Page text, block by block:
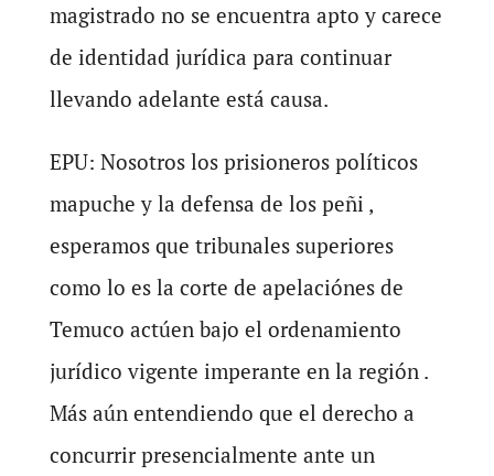
magistrado no se encuentra apto y carece
de identidad jurídica para continuar
llevando adelante está causa.
EPU: Nosotros los prisioneros políticos
mapuche y la defensa de los peñi ,
esperamos que tribunales superiores
como lo es la corte de apelaciónes de
Temuco actúen bajo el ordenamiento
jurídico vigente imperante en la región .
Más aún entendiendo que el derecho a
concurrir presencialmente ante un